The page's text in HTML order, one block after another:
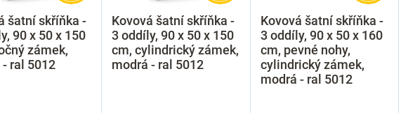
šatní skříňka -
90 x 50 x 150
zámek,
ral 5012
Kovová šatní skříňka -
3 oddíly, 90 x 50 x 150
cm, cylindrický zámek,
modrá - ral 5012
Kovová šatní skříňka -
3 oddíly, 90 x 50 x 160
cm, pevné nohy,
cylindrický zámek,
modrá - ral 5012